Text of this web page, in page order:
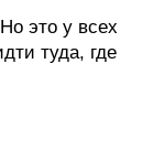
это у всех
туда, где